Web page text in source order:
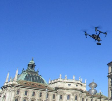
Projekte & News
Kontakt